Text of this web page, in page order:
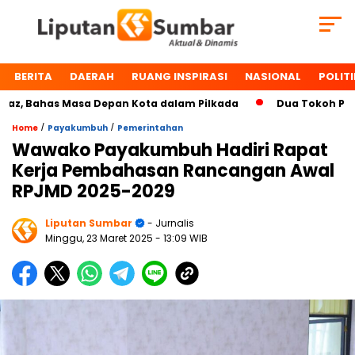
BERITA DAERAH RUANG INSPIRASI NASIONAL
Masa Depan Kota dalam Pilkada Dua Tokoh
Home / Payakumbuh / Pemerintahan
Wawako Payakumbuh Hadiri Rapat
Kerja Pembahasan Rancangan Awal
RPJMD 2025-2029
Liputan Sumbar
- Jurnalis
Minggu, 23 Maret 2025 - 13:09 WIB